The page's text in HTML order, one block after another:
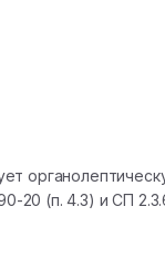
(п. 4.3) и СП